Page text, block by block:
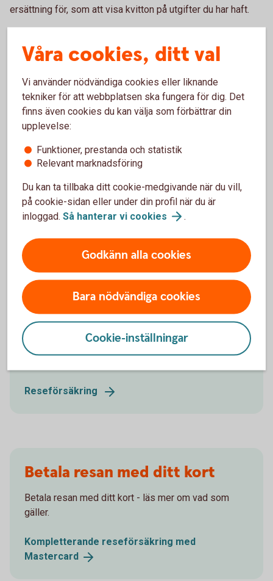
ersättning för, som att visa kvitton på utgifter du har haft.
Så här gör du vid inställt eller försenat flyg
flygbolaget – dit räknas till exempel inte saker som oväder,
strejk eller andra oförutsedda händelser. Samma
tillvägagångssätt gäller som vid försenat bagage. Har du
tagit en kompletterande försäkring med ditt kort kan du
även ansöka om ersättning under
personförsäkring/ankomstförsäkring. Se villkor för
respektive bankkorts kompletterande villkor.
Ett sista råd inför resan är att alltid packa det mest
nödvändiga i handbagaget så du klarar dig om du skulle stå
värd efter att du har rest långt och sen sett bagagebandet
gå tomt i flera varv.
Reseförsäkring
Extra reseskydd med den försäkring Swedbank
Reseförsäkring
Betala resan med ditt kort
Betala resan med ditt kort - läs mer om vad som
gäller.
Kompletterande reseförsäkring med
Mastercard
Våra cookies, ditt val
Vi använder nödvändiga cookies eller liknande
tekniker för att webbplatsen ska fungera för dig. Det
finns även cookies du kan välja som förbättrar din
upplevelse:
Funktioner, prestanda och statistik
Relevant marknadsföring
Du kan ta tillbaka ditt cookie-medgivande när du vill,
på cookie-sidan eller under din profil när du är
inloggad. Så hanterar vi cookies .
Godkänn alla cookies
Bara nödvändiga cookies
Cookie-inställningar